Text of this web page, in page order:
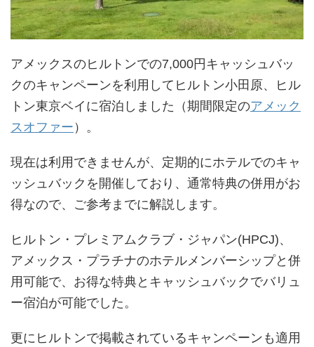
アメックスのヒルトンでの7,000円キャッシュバッ
クのキャンペーンを利用してヒルトン小田原、ヒル
トン東京ベイに宿泊しました（期間限定のアメック
スオファー ）。
現在は利用できませんが、定期的にホテルでのキャ
ッシュバックを開催しており、通常特典の併用がお
得なので、ご参考までに解説します。
ヒルトン・プレミアムクラブ・ジャパン(HPCJ)、
アメックス・プラチナのホテルメンバーシップと併
用可能で、お得な特典とキャッシュバックでバリュ
ー宿泊が可能でした。
更にヒルトンで掲載されているキャンペーンも適用